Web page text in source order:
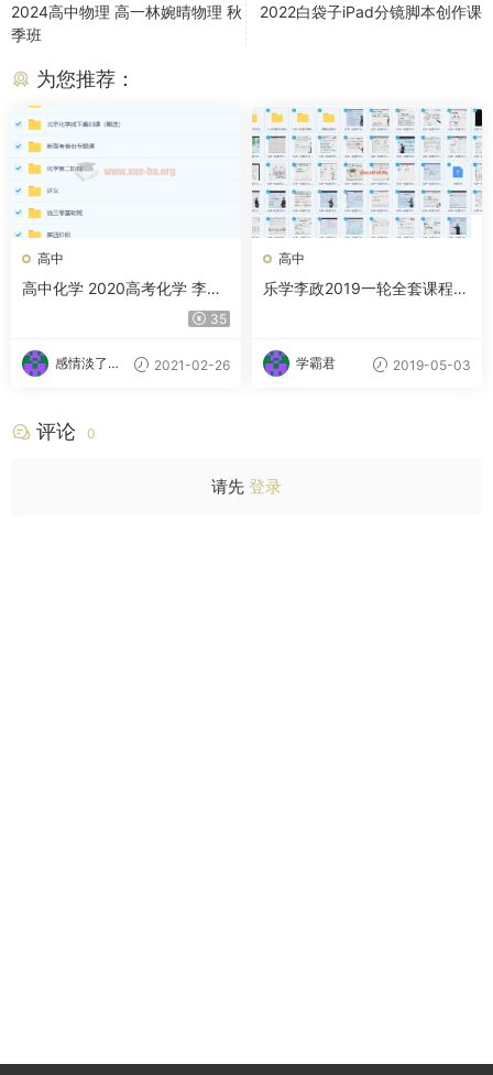
2024高中物理 高一林婉晴物理 秋
季班
2022白袋子iPad分镜脚本创作课
为您推荐：
高中
高中化学 2020高考化学 李政
35
感情淡了请
2021-02-26
高中
乐学李政2019一轮全套课程-
学霸君 2019-05-03
评论 0
请先 登录